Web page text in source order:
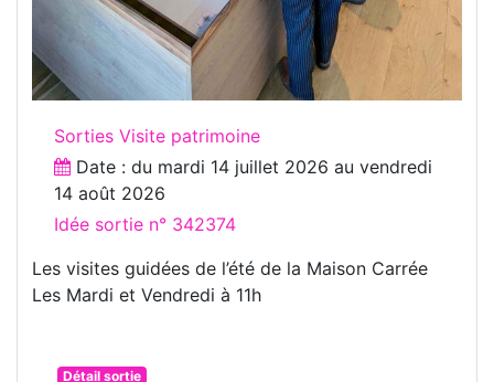
Sorties Visite patrimoine
Date : du mardi 14 juillet 2026 au vendredi
14 août 2026
Idée sortie n° 342374
Les visites guidées de l’été de la Maison Carrée
Les Mardi et Vendredi à 11h
Détail sortie